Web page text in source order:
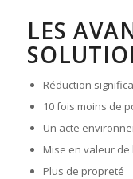
LES
Réduction
10 fois moins de
Un acte
Mise en valeur de
Plus de propreté